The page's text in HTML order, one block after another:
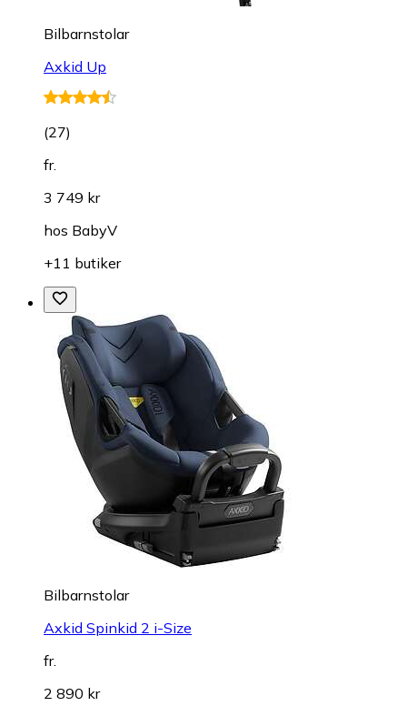
Bilbarnstolar
Axkid Up
(27)
fr.
3 749 kr
hos BabyV
+11 butiker
Bilbarnstolar
Axkid Spinkid 2 i-Size
fr.
2 890 kr